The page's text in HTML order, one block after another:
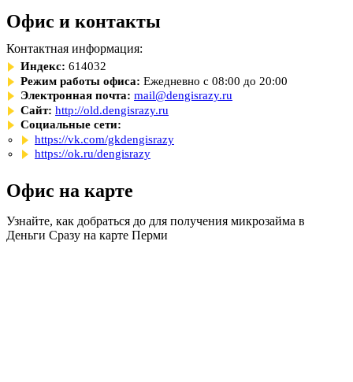
Офис и контакты
Контактная информация:
Индекс: 614032
Режим работы офиса: Ежедневно с 08:00 до 20:00
Электронная почта: mail@dengisrazy.ru
Сайт: http://old.dengisrazy.ru
Социальные сети:
https://vk.com/gkdengisrazy
https://ok.ru/dengisrazy
Офис на карте
Узнайте, как добраться до для получения микрозайма в
Деньги Сразу на карте Перми